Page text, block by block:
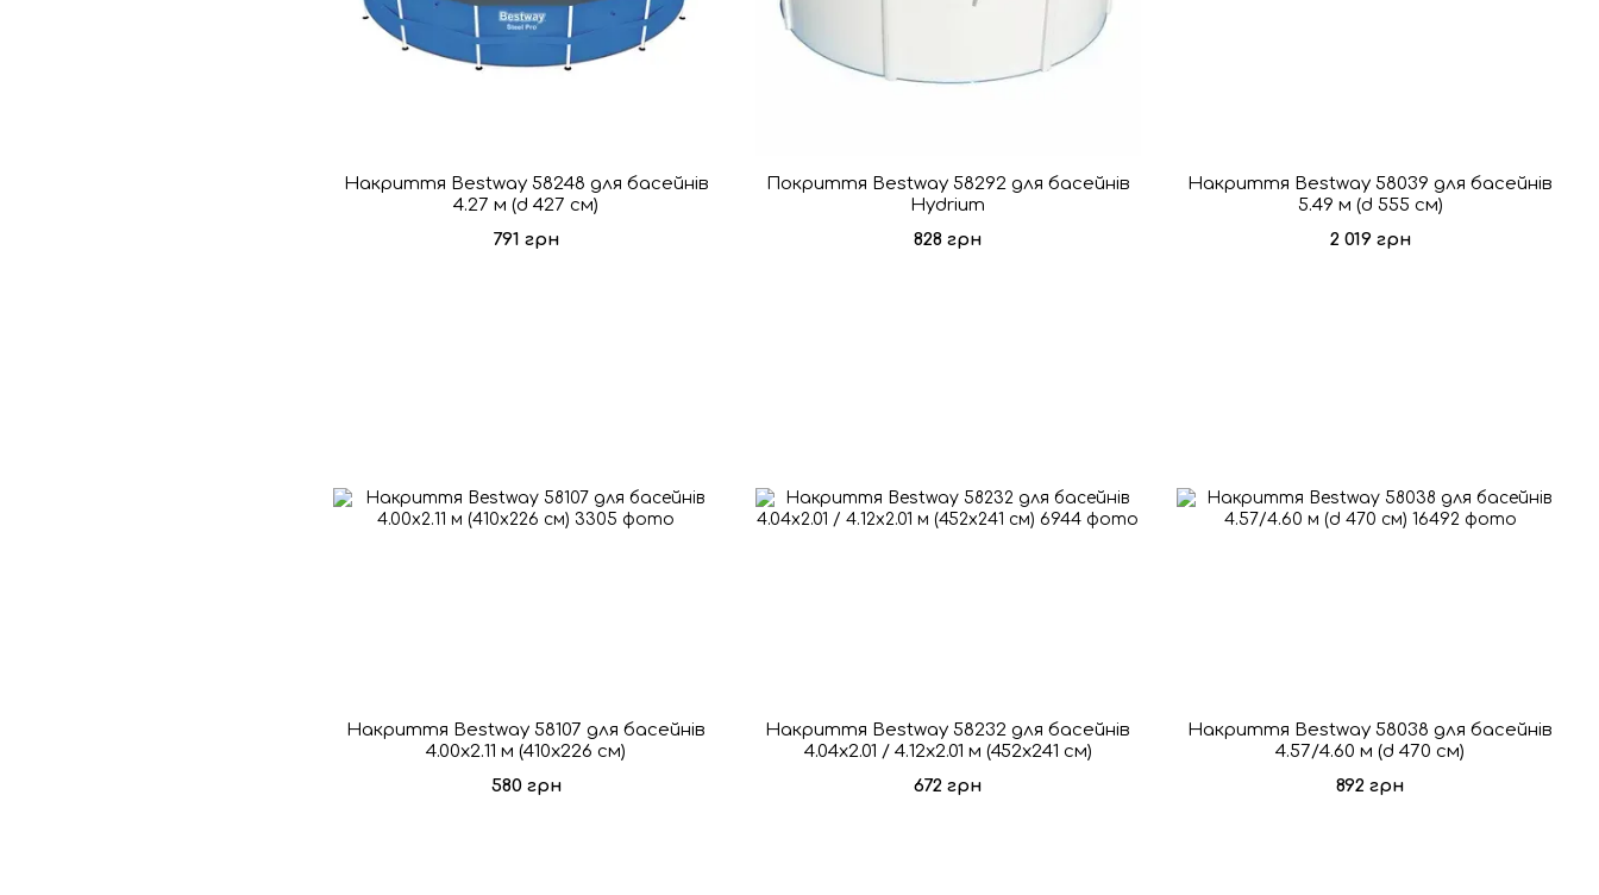
Накриття Bestway 58248 для басейнів
4.27 м (d 427 см)
791 грн
Покриття Bestway 58292 для басейнів
Hydrium
828 грн
Накриття Bestway 58039 для басейнів
5.49 м (d 555 см)
2 019 грн
Накриття Bestway 58107 для басейнів
4.00x2.11 м (410х226 см)
580 грн
Накриття Bestway 58232 для басейнів
4.04x2.01 / 4.12x2.01 м (452х241 см)
672 грн
Накриття Bestway 58038 для басейнів
4.57/4.60 м (d 470 см)
892 грн